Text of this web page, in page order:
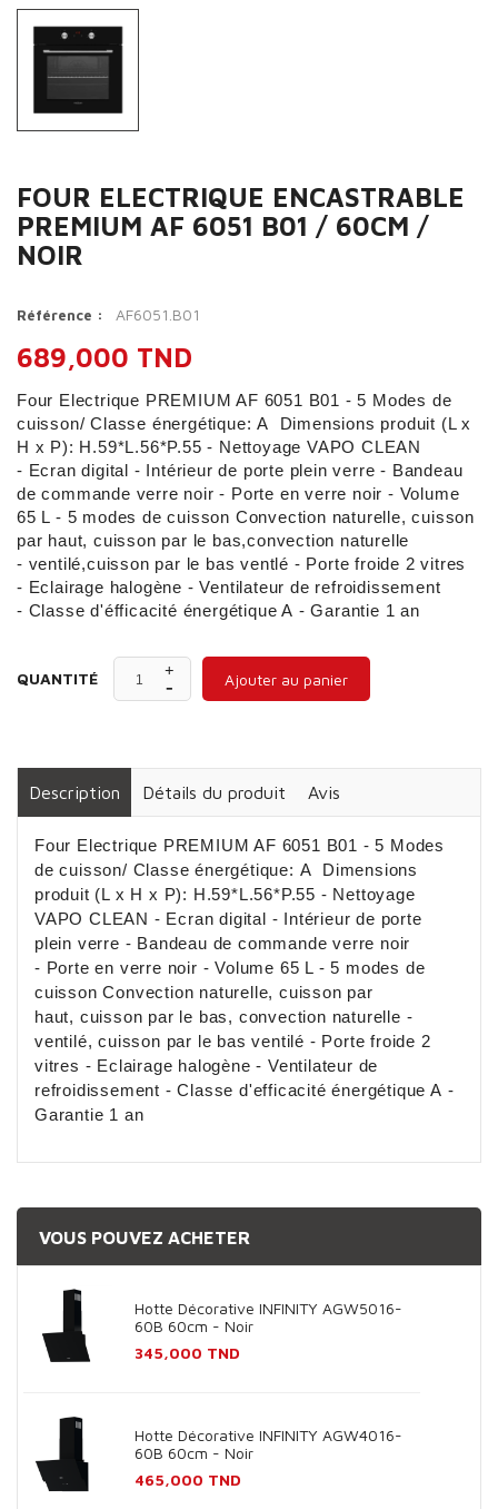
FOUR ELECTRIQUE ENCASTRABLE
PREMIUM AF 6051 B01 / 60CM /
NOIR
Référence : AF6051.B01
689,000 TND
Four Electrique PREMIUM AF 6051 B01 - 5 Modes de
cuisson/ Classe énergétique: A Dimensions produit (L x
H x P): H.59*L.56*P.55 - Nettoyage VAPO CLEAN
- Ecran digital - Intérieur de porte plein verre - Bandeau
de commande verre noir - Porte en verre noir - Volume
65 L - 5 modes de cuisson Convection naturelle, cuisson
par haut, cuisson par le bas,convection naturelle
- ventilé,cuisson par le bas ventlé - Porte froide 2 vitres
- Eclairage halogène - Ventilateur de refroidissement
- Classe d'éfficacité énergétique A - Garantie 1 an
QUANTITÉ Ajouter au panier
Description Détails du produit Avis
Four Electrique PREMIUM AF 6051 B01 - 5 Modes
de cuisson/ Classe énergétique: A Dimensions
produit (L x H x P): H.59*L.56*P.55 - Nettoyage
VAPO CLEAN - Ecran digital - Intérieur de porte
plein verre - Bandeau de commande verre noir
- Porte en verre noir - Volume 65 L - 5 modes de
cuisson Convection naturelle, cuisson par
haut, cuisson par le bas, convection naturelle -
ventilé, cuisson par le bas ventilé - Porte froide 2
vitres - Eclairage halogène - Ventilateur de
refroidissement - Classe d'efficacité énergétique A -
Garantie 1 an
VOUS POUVEZ ACHETER
Hotte Décorative INFINITY AGW5016-
60B 60cm - Noir
Prix
345,000 TND
Hotte Décorative INFINITY AGW4016-
60B 60cm - Noir
Prix
465,000 TND